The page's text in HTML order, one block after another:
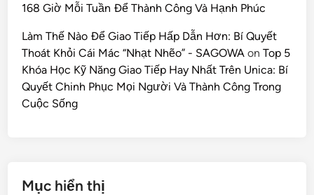
168 Giờ Mỗi Tuần Để Thành Công Và Hạnh Phúc
Làm Thế Nào Để Giao Tiếp Hấp Dẫn Hơn: Bí Quyết
Thoát Khỏi Cái Mác “Nhạt Nhẽo” - SAGOWA onTop 5
Khóa Học Kỹ Năng Giao Tiếp Hay Nhất Trên Unica: Bí
Quyết Chinh Phục Mọi Người Và Thành Công Trong
Cuộc Sống
Mục hiển thị